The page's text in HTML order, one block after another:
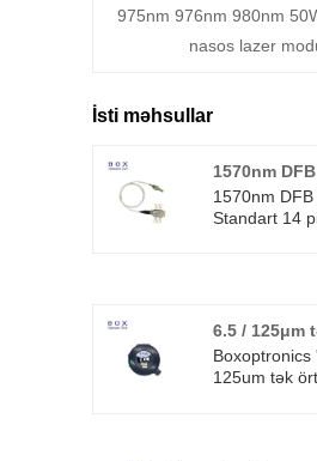
975nm 976nm 980nm
nasos lazer
İsti məhsullar
1570nm
1570nm
Standart 14
lifi SC/PC,
konnektorları
6.5 / 125μm
125um tək